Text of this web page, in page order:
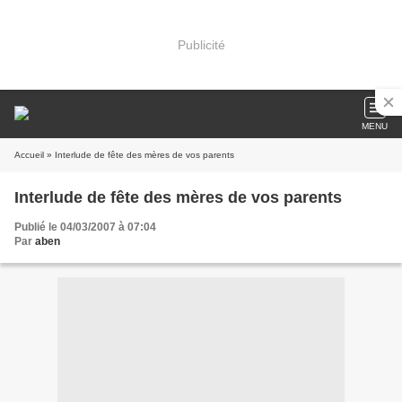
Publicité
MENU
Accueil » Interlude de fête des mères de vos parents
Interlude de fête des mères de vos parents
Publié le 04/03/2007 à 07:04
Par aben